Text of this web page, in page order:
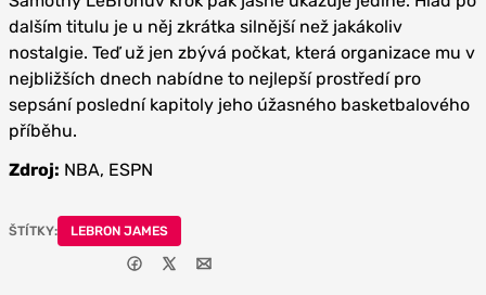
dalším titulu je u něj zkrátka silnější než jakákoliv
nostalgie. Teď už jen zbývá počkat, která organizace mu v
nejbližších dnech nabídne to nejlepší prostředí pro
sepsání poslední kapitoly jeho úžasného basketbalového
příběhu.
Zdroj: NBA, ESPN
ŠTÍTKY: LEBRON JAMES